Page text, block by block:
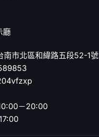
廳
南市北區和緯路五段52-1號
－20:00